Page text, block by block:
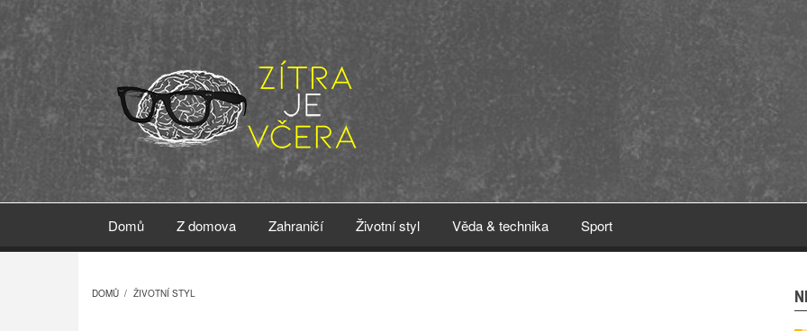
hlavnímu
Domů Z domova Zahraničí Životní styl Věda & technika Sport
DOMŮ / ŽIVOTNÍ STYL